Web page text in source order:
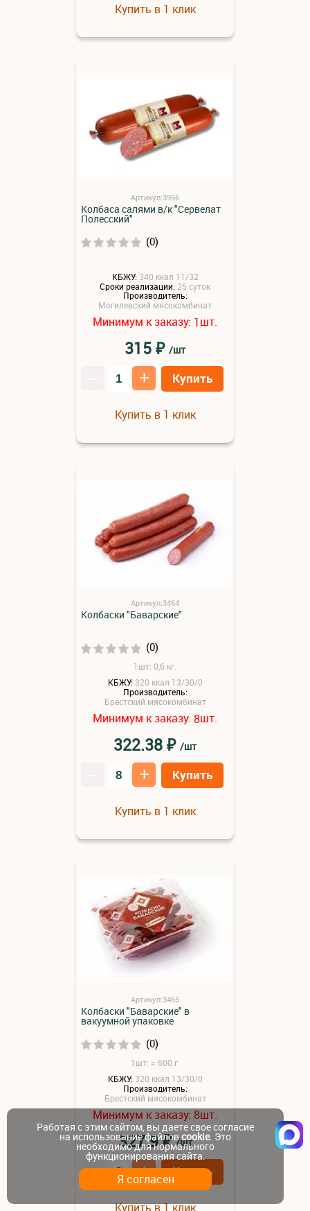
Купить в 1 клик
Артикул:3966
Колбаса салями в/к "Сервелат
Полесский"
(0)
КБЖУ: 340 ккал 11/32
Сроки реализации: 25 суток
Производитель:
Могилевский мясокомбинат
Минимум к заказу: 1шт.
315₽ /шт
+ Купить
Купить в 1 клик
Артикул:3464
Колбаски "Баварские"
(0)
1шт: 0,6 кг.
КБЖУ: 320 ккал 13/30/0
Производитель:
Брестский мясокомбинат
Минимум к заказу: 8шт.
322.38₽ /шт
+ Купить
Купить в 1 клик
Артикул:3465
Колбаски "Баварские" в
вакуумной упаковке
(0)
1шт: ≈ 600 г.
КБЖУ: 320 ккал 13/30/0
Производитель:
Брестский мясокомбинат
Минимум к заказу: 8шт.
327.9₽/шт
– + Купить
Купить в 1 клик
Работая с этим сайтом, вы даете свое согласие
на использование файловcookie. Это
необходимо для нормального
функционирования сайта.
Я согласен